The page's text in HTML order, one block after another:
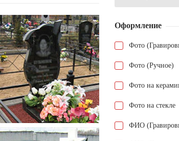
Оформление
Фото
Фото (Ручное)
Фото на
Фото на стекле
ФИО